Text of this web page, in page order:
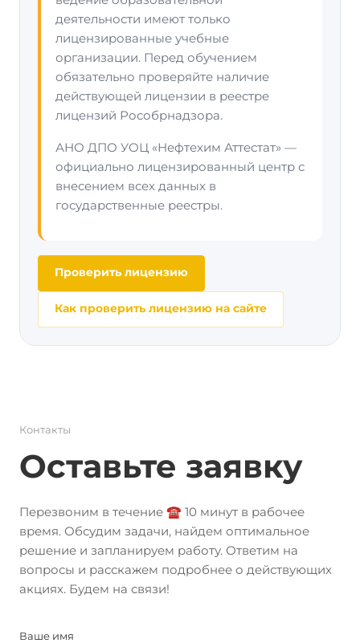
деятельности имеют только
лицензированные учебные
организации. Перед обучением
обязательно проверяйте наличие
действующей лицензии в реестре
лицензий Рособрнадзора.
АНО ДПО УОЦ «Нефтехим Аттестат» —
официально лицензированный центр с
внесением всех данных в
государственные реестры.
Проверить лицензию
Как проверить лицензию на сайте
Контакты
Оставьте заявку
Перезвоним в течение ☎️ 10 минут в рабочее
время. Обсудим задачи, найдем оптимальное
решение и запланируем работу. Ответим на
вопросы и расскажем подробнее о действующих
акциях. Будем на связи!
Ваше имя